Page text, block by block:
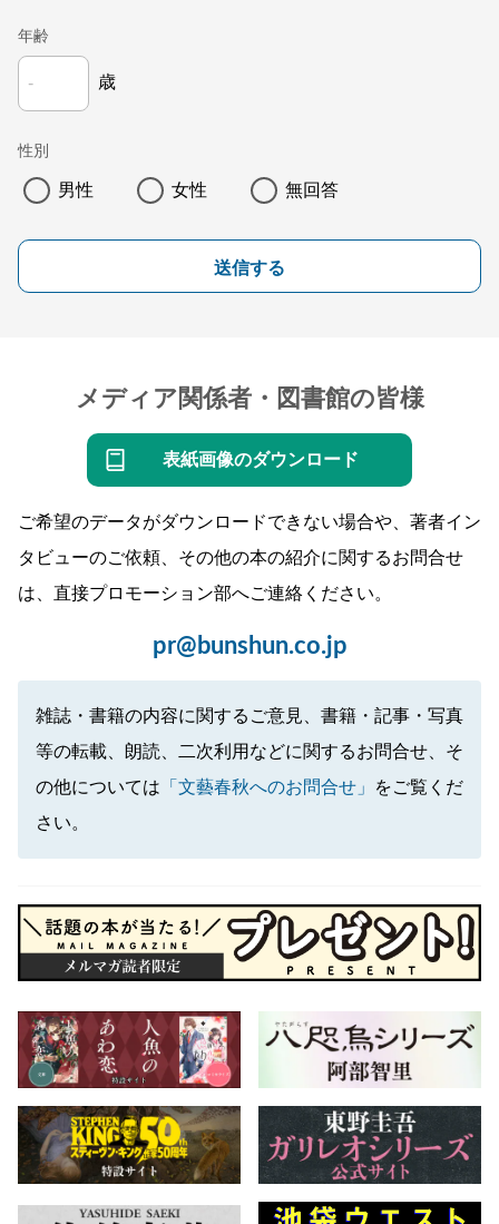
年齢
歳
性別
男性 女性 無回答
送信する
メディア関係者・図書館の皆様
表紙画像のダウンロード
ご希望のデータがダウンロードできない場合や、著者イン
タビューのご依頼、その他の本の紹介に関するお問合せ
は、直接プロモーション部へご連絡ください。
pr@bunshun.co.jp
雑誌・書籍の内容に関するご意見、書籍・記事・写真
等の転載、朗読、二次利用などに関するお問合せ、そ
の他については 「文藝春秋へのお問合せ」
をご覧くだ
さい。